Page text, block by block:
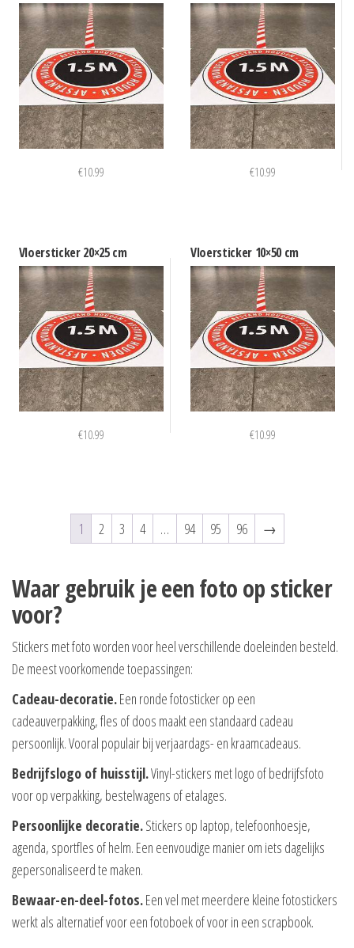
€10.99 €10.99
Vloersticker 20×25 cm
€10.99
Vloersticker 10×50 cm
€10.99
1 2 3 4 … 94 95 96 →
Waar gebruik je een foto op sticker
voor?
Stickers met foto worden voor heel verschillende doeleinden besteld.
De meest voorkomende toepassingen:
Cadeau-decoratie.Een ronde fotosticker op een
cadeauverpakking, fles of doos maakt een standaard cadeau
persoonlijk. Vooral populair bij verjaardags- en kraamcadeaus.
Bedrijfslogo of huisstijl.Vinyl-stickers met logo of bedrijfsfoto
voor op verpakking, bestelwagens of etalages.
Persoonlijke decoratie.Stickers op laptop, telefoonhoesje,
agenda, sportfles of helm. Een eenvoudige manier om iets dagelijks
gepersonaliseerd te maken.
Bewaar-en-deel-fotos.Een vel met meerdere kleine fotostickers
werkt als alternatief voor een fotoboek of voor in een scrapbook.